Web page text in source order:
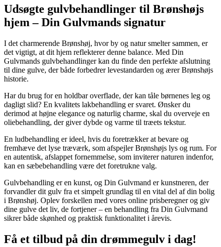
Udsøgte gulvbehandlinger til Brønshøjs
hjem – Din Gulvmands signatur
I det charmerende Brønshøj, hvor by og natur smelter sammen, er
det vigtigt, at dit hjem reflekterer denne balance. Med Din
Gulvmands gulvbehandlinger kan du finde den perfekte afslutning
til dine gulve, der både forbedrer levestandarden og ærer Brønshøjs
historie.
Har du brug for en holdbar overflade, der kan tåle børnenes leg og
dagligt slid? En kvalitets lakbehandling er svaret. Ønsker du
derimod at højne elegance og naturlig charme, skal du overveje en
oliebehandling, der giver dybde og varme til træets tekstur.
En ludbehandling er ideel, hvis du foretrækker at bevare og
fremhæve det lyse træværk, som afspejler Brønshøjs lys og rum. For
en autentisk, afslappet fornemmelse, som inviterer naturen indenfor,
kan en sæbebehandling være det foretrukne valg.
Gulvbehandling er en kunst, og Din Gulvmand er kunstneren, der
forvandler dit gulv fra et simpelt grundlag til en vital del af din bolig
i Brønshøj. Oplev forskellen med vores online prisberegner og giv
dine gulve det liv, de fortjener – en behandling fra Din Gulvmand
sikrer både skønhed og praktisk funktionalitet i årevis.
Få et tilbud på din drømmegulv i dag!